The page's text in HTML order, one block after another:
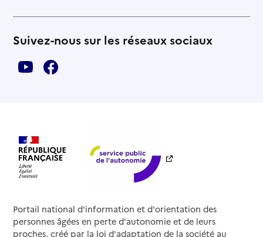
Suivez-nous sur les réseaux sociaux
Portail national d'information et d'orientation des
personnes âgées en perte d'autonomie et de leurs
proches, créé par la loi d'adaptation de la société au